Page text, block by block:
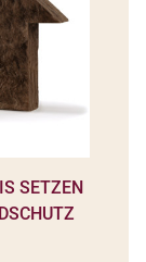
SETZEN